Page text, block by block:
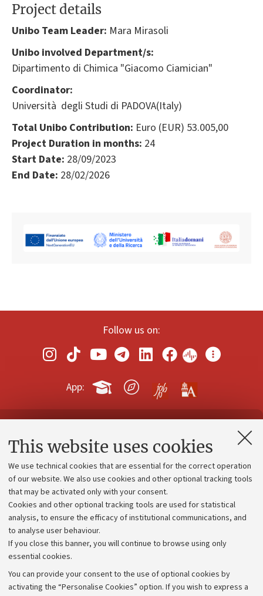
This website uses cookies
We use technical cookies that are essential for the correct operation
of our website. We also use cookies and other optional tracking tools
that may be activated only with your consent.
Cookies and other optional tracking tools are used for statistical
analysis, to ensure the efficacy of institutional communications, and
to analyse user behaviour.
If you close this banner, you will continue to browse using only
essential cookies.
You can provide your consent to the use of optional cookies by
activating the “Personalise Cookies” option. If you wish to express a
Project details
Unibo Team Leader: Mara Mirasoli
Unibo involved Department/s:
Dipartimento di Chimica "Giacomo Ciamician"
Coordinator:
Università degli Studi di PADOVA(Italy)
Total Unibo Contribution: Euro (EUR) 53.005,00
Project Duration in months: 24
Start Date: 28/09/2023
End Date: 28/02/2026
Follow us on:
App:
Contacts and certified e-mail (PEC)
Administrative divisions
Work with us
Alumni community
Strategic plan
University budgets
Calls and competitions
Transparent administration